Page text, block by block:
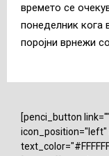
времето се
понеделник кога
поројни врнежи
[penci_button
icon_position="left"